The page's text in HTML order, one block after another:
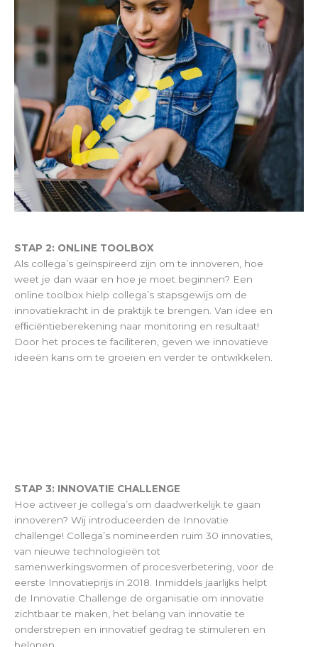
STAP 2: ONLINE TOOLBOX
Als collega’s geïnspireerd zijn om te innoveren, hoe
weet je dan waar en hoe je moet beginnen? Een
online toolbox hielp collega’s stapsgewijs om de
innovatiekracht in de praktijk te brengen. Van idee en
efﬁciëntieberekening naar monitoring en resultaat!
Door het proces te faciliteren, geven we innovatieve
ideeën kans om te groeien en verder te ontwikkelen.
STAP 3: INNOVATIE CHALLENGE
Hoe activeer je collega’s om daadwerkelijk te gaan
innoveren? Wij introduceerden de Innovatie
challenge! Collega’s nomineerden ruim 30 innovaties,
van nieuwe technologieën tot
samenwerkingsvormen of procesverbetering, voor de
eerste Innovatieprijs in 2018. Inmiddels jaarlijks helpt
de Innovatie Challenge de organisatie om innovatie
zichtbaar te maken, het belang van innovatie te
onderstrepen en innovatief gedrag te stimuleren en